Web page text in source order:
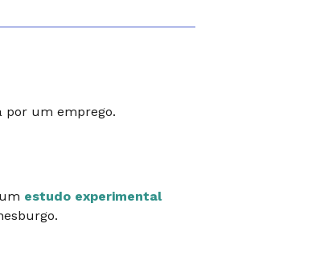
por um emprego.
estudo experimental